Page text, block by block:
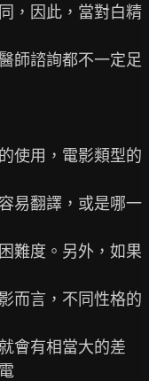
，因此，當對白精
師諮詢都不一定足
使用，電影類型的
易翻譯，或是哪一
難度。另外，如果
而言，不同性格的
會有相當大的差